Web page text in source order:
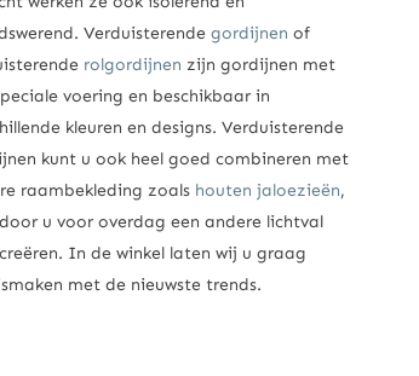
Verduisterendegordijnen of
rolgordijnen zijn gordijnen met
voering en beschikbaar in
kleuren en designs. Verduisterende
kunt u ook heel goed combineren met
raambekleding zoals houten jaloezieën,
u voor overdag een andere lichtval
In de winkel laten wij u graag
met de nieuwste trends.